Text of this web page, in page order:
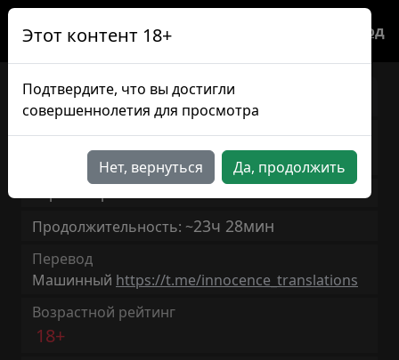
Вход
Этот контент 18+
Подтвердите, что вы достигли
совершеннолетия для просмотра
Нет, вернуться Да, продолжить
JP/RUМаггот байтс
Известна также, как
Maggot baits
Продолжительность: ~23ч 28мин
Перевод
Машинный https://t.me/innocence_translations
Возрастной рейтинг
18+